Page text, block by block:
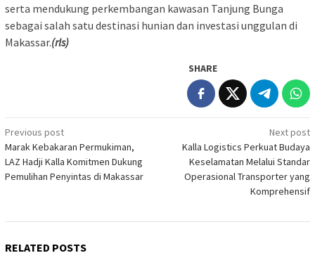
serta mendukung perkembangan kawasan Tanjung Bunga
sebagai salah satu destinasi hunian dan investasi unggulan di
Makassar.(rls)
SHARE
Post
navigation
Previous post
Marak Kebakaran Permukiman,
LAZ Hadji Kalla Komitmen Dukung
Pemulihan Penyintas di Makassar
Next post
Kalla Logistics Perkuat Budaya
Keselamatan Melalui Standar
Operasional Transporter yang
Komprehensif
RELATED POSTS